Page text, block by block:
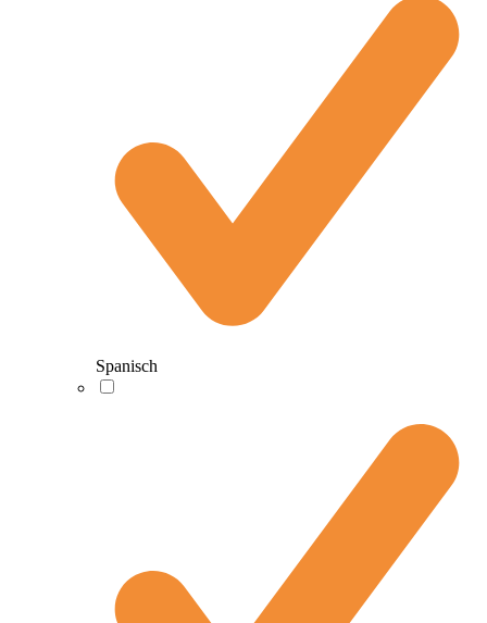
Spanisch